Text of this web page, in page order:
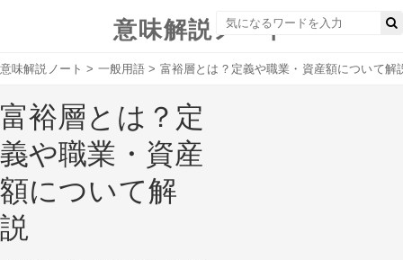
意味解説ノート
意味解説ノート > 一般用語 > 富裕層とは？定義や職業・資産額について解
富裕層とは？定
義や職業・資産
額について解
説